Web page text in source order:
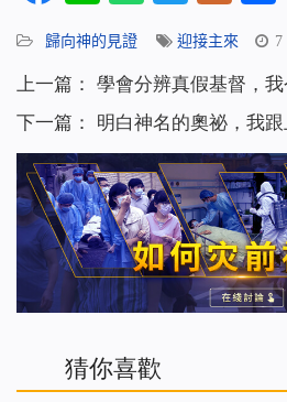
歸向神的見證 迎接主來
上一篇： 學會分辨真假基督，
下一篇：
明白神名的奧祕，我
猜你喜歡